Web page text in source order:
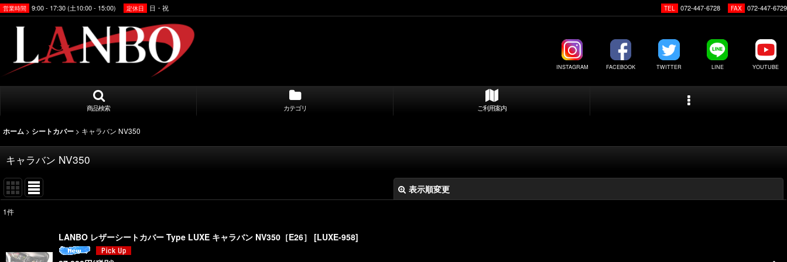
営業時間 9:00 - 17:30 (土10:00 - 15:00) 定休日 日・祝 TEL 072-447-6728 FAX 072-447-6729
INSTAGRAM FACEBOOK TWITTER LINE YOUTUBE
商品検索 カテゴリ ご利用案内
ホーム > シートカバー > キャラバン NV350
キャラバン NV350
表示順変更
並び順:
1件
LANBO レザーシートカバー Type LUXE キャラバン NV350［E26］ [LUXE-958]